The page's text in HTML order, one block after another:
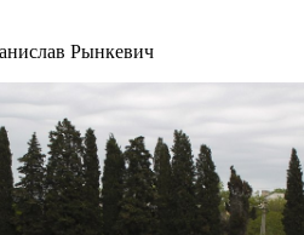
Рынкевич